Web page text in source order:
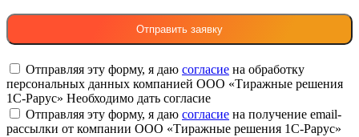
Отправляя эту форму, я даю согласие на обработку
персональных данных компанией ООО «Тиражные решения
1С-Рарус» Необходимо дать согласие
Отправляя эту форму, я даю согласие на получение email-
рассылки от компании ООО «Тиражные решения 1С-Рарус»